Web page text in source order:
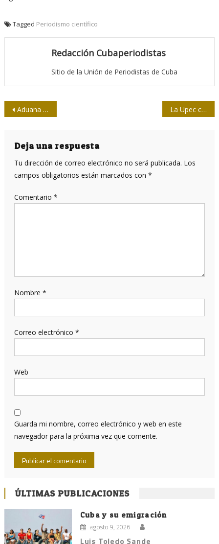
Tagged Periodismo científico
Redacción Cubaperiodistas
Sitio de la Unión de Periodistas de Cuba
Navegación
entradas
Aduana desmiente falsedades La Upec condena ciberataque contra Cubainformación TV
Deja una respuesta
Tu dirección de correo electrónico no será publicada. Los
campos obligatorios están marcados con *
Comentario *
Nombre *
Correo electrónico *
Web
Guarda mi nombre, correo electrónico y web en este
navegador para la próxima vez que comente.
ÚLTIMAS PUBLICACIONES
Cuba y su emigración
agosto 9, 2026
Luis Toledo Sande